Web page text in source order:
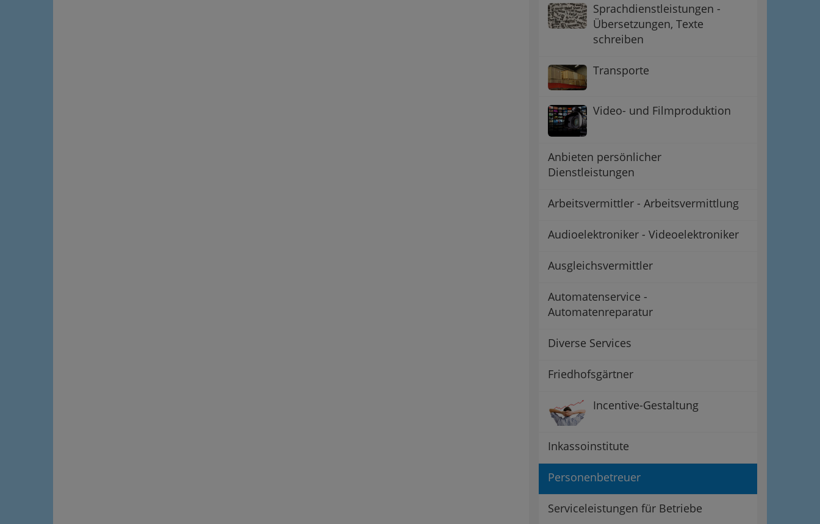
Sprachdienstleistungen -
Übersetzungen, Texte
schreiben
Transporte
Video- und Filmproduktion
Anbieten persönlicher
Dienstleistungen
Arbeitsvermittler - Arbeitsvermittlung
Audioelektroniker - Videoelektroniker
Ausgleichsvermittler
Automatenservice -
Automatenreparatur
Diverse Services
Friedhofsgärtner
Incentive-Gestaltung
Inkassoinstitute
Personenbetreuer
Serviceleistungen für Betriebe